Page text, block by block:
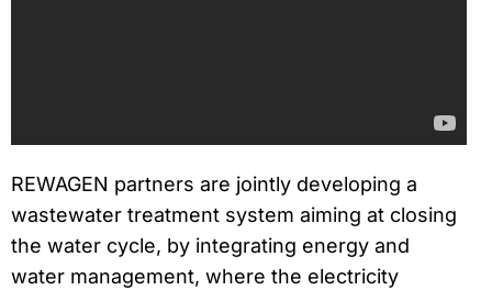
REWAGEN partners are jointly developing a
wastewater treatment system aiming at closing
the water cycle, by integrating energy and
water management, where the electricity